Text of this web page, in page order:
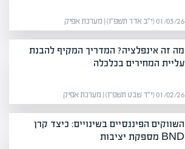
01/03/26 (י״ב אדר תשפ״ו) | מערכת אפיק
מה זה אינפלציה? המדריך המקיף להבנת
עליית המחירים בכלכלה
01/02/26 (י״ד שבט תשפ״ו) | מערכת אפיק
השווקים הפיננסיים בשינויים: כיצד קרן
BND מספקת יציבות